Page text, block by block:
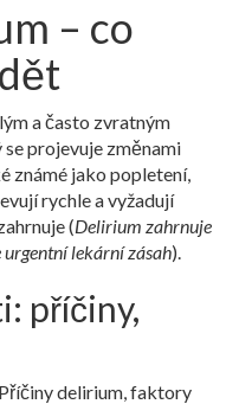
– co
a často zvratným
projevuje změnami
známé jako popletení,
rychle a vyžadují
(Delirium zahrnuje
lekární zásah).
příčiny,
Příčiny delirium,faktory